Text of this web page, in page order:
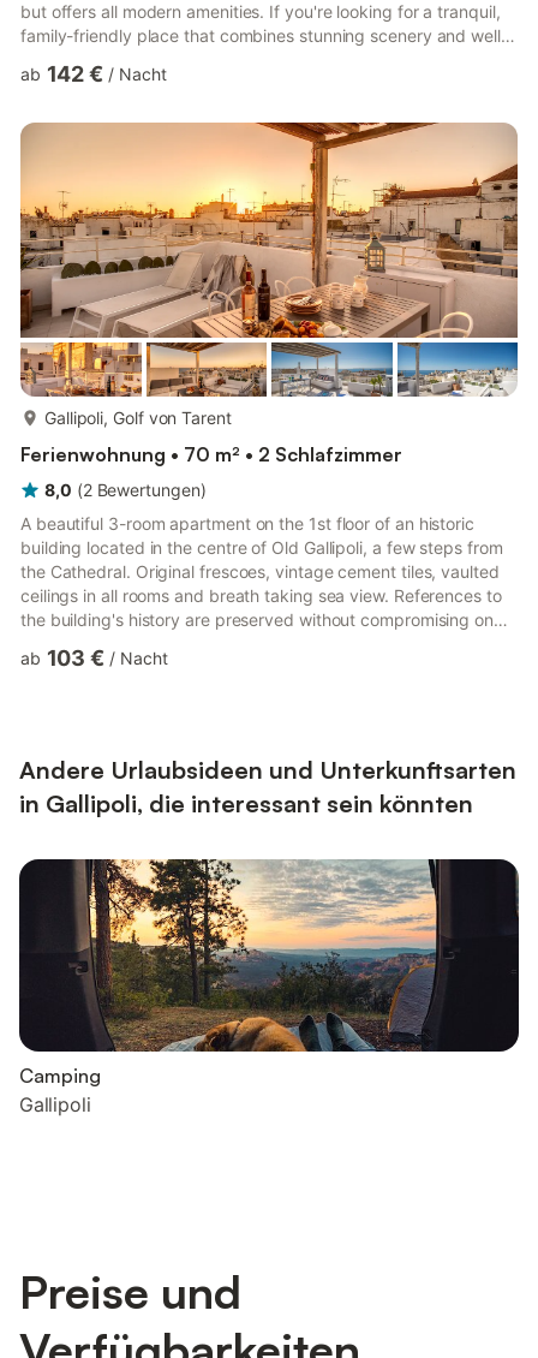
but offers all modern amenities. If you're looking for a tranquil,
family-friendly place that combines stunning scenery and well-
100 m² apartment in the historic centre is situated on the 2nd
spacious rooms all have exquisite vaulted or starred ceilings
ab 142 € / Nacht
Gallipoli, Golf von Tarent
Ferienwohnung • 70 m² • 2 Schlafzimmer
8,0 (2 Bewertungen)
A beautiful 3-room apartment on the 1st floor of an historic
building located in the centre of Old Gallipoli, a few steps from
the Cathedral. Original frescoes, vintage cement tiles, vaulted
ceilings in all rooms and breath taking sea view. References to
the building's history are preserved without compromising on
free WiFi. THE LIVING AREA A comfortable living room with a
ab 103 € / Nacht
Andere Urlaubsideen und Unterkunftsarten
in Gallipoli, die interessant sein könnten
Camping
Gallipoli
Preise und